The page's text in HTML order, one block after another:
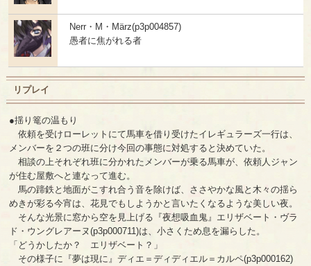
Nerr・M・März(p3p004857)
愚者に焦がれる者
リプレイ
●揺り篭の温もり
依頼を受けローレットにて馬車を借り受けたイレギュラーズ一行は、
メンバーを２つの班に分け今回の事態に対処すると決めていた。
相談の上それぞれ班に分かれたメンバーが乗る馬車が、依頼人ジャン
が住む屋敷へと連なって進む。
馬の蹄鉄と地面がこすれ合う音を除けば、ささやかな風と木々の揺ら
めきが彩る今宵は、花見でもしようかと言いたくなるような美しい夜。
そんな光景に窓から空を見上げる『夜想吸血鬼』エリザベート・ヴラ
ド・ウングレアーヌ(p3p000711)は、小さくため息を漏らした。
「どうかしたか？ エリザベート？」
その様子に『夢は現に』ディエ＝ディディエル＝カルペ(p3p000162)